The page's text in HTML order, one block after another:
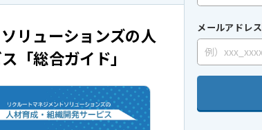
リューションズの人
「総合ガイド」
メールアドレス